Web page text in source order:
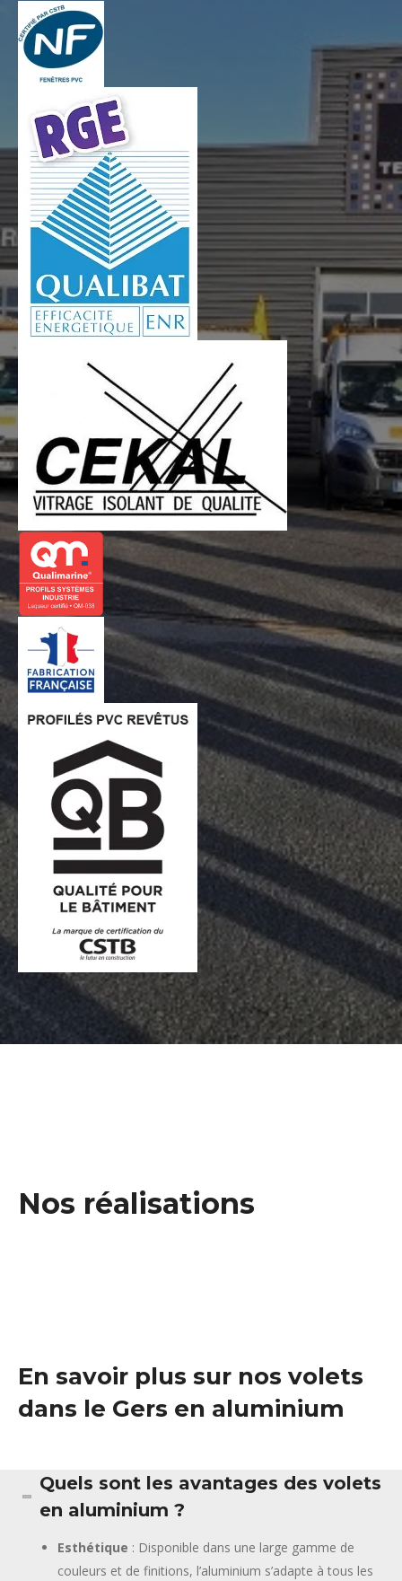
Nos réalisations
En savoir plus sur nos volets
dans le Gers en aluminium
Quels sont les avantages des volets
en aluminium ?
Esthétique : Disponible dans une large gamme de
couleurs et de finitions, l’aluminium s’adapte à tous les